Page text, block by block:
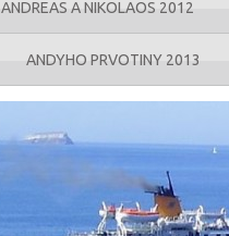
ANDREAS A NIKOLAOS 2012
ANDYHO PRVOTINY 2013